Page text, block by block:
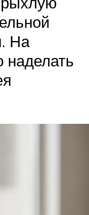
На